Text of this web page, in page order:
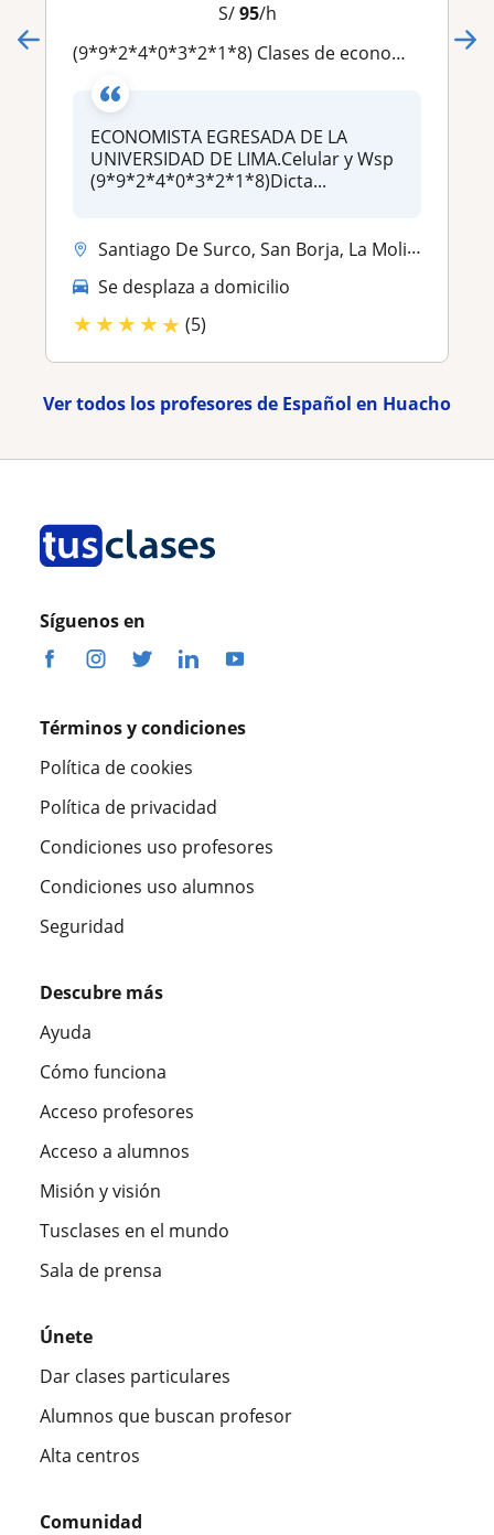
S/95/h
(9*9*2*4*0*3*2*1*8) Clases de economía en español e ingles YLE, Statistics, Economy, IGCSE, SAT,Accounting, CGE, KET, PET
ECONOMISTA EGRESADA DE LA
UNIVERSIDAD DE LIMA.Celular y Wsp
(9*9*2*4*0*3*2*1*8)Dicta...
Santiago De Surco, San Borja, La Molina, San Isidro, San Miguel
Se desplaza a domicilio
★★★★★ (5)
Ver todos los profesores de Español en Huacho
Síguenos en
Términos y condiciones
Política de cookies
Política de privacidad
Condiciones uso profesores
Condiciones uso alumnos
Seguridad
Descubre más
Ayuda
Cómo funciona
Acceso profesores
Acceso a alumnos
Misión y visión
Tusclases en el mundo
Sala de prensa
Únete
Dar clases particulares
Alumnos que buscan profesor
Alta centros
Comunidad